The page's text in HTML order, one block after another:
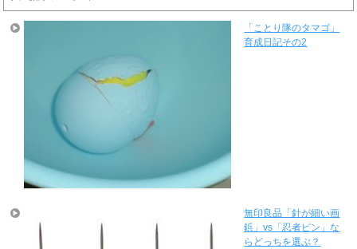
「ことり隊のタマゴ」
育成日記その2
無印良品「針が細い画
鋲」vs「忍者ピン」な
らどっちを選ぶ？